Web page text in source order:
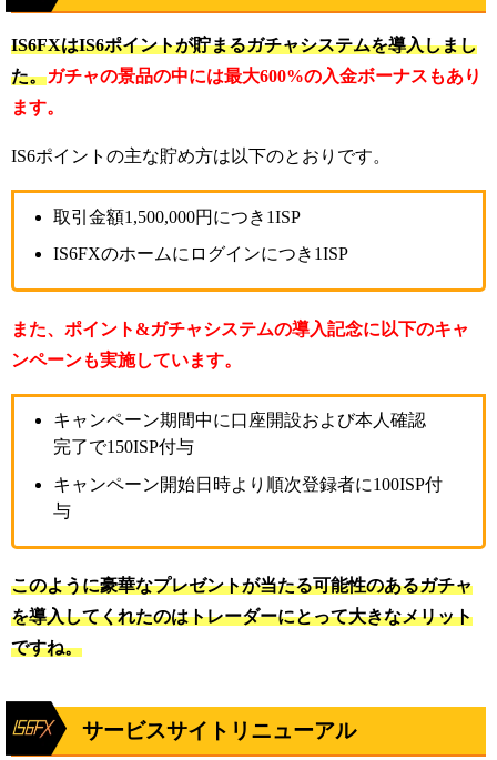
IS6FXはIS6ポイントが貯まるガチャシステムを導入しまし
た。ガチャの景品の中には最大600%の入金ボーナスもあり
ます。
IS6ポイントの主な貯め方は以下のとおりです。
取引金額1,500,000円につき1ISP
IS6FXのホームにログインにつき1ISP
また、ポイント&ガチャシステムの導入記念に以下のキャ
ンペーンも実施しています。
キャンペーン期間中に口座開設および本人確認
完了で150ISP付与
キャンペーン開始日時より順次登録者に100ISP付
与
このように豪華なプレゼントが当たる可能性のあるガチャ
を導入してくれたのはトレーダーにとって大きなメリット
ですね。
サービスサイトリニューアル